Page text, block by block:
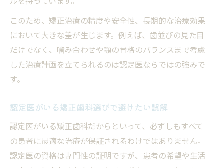
このため、矯正治療の精度や安全性、長期的な治療効果
において大きな差が生じます。例えば、歯並びの見た目
だけでなく、噛み合わせや顎の骨格のバランスまで考慮
した治療計画を立てられるのは認定医ならではの強みで
す。
認定医がいる矯正歯科選びで避けたい誤解
認定医がいる矯正歯科だからといって、必ずしもすべて
の患者に最適な治療が保証されるわけではありません。
認定医の資格は専門性の証明ですが、患者の希望や生活